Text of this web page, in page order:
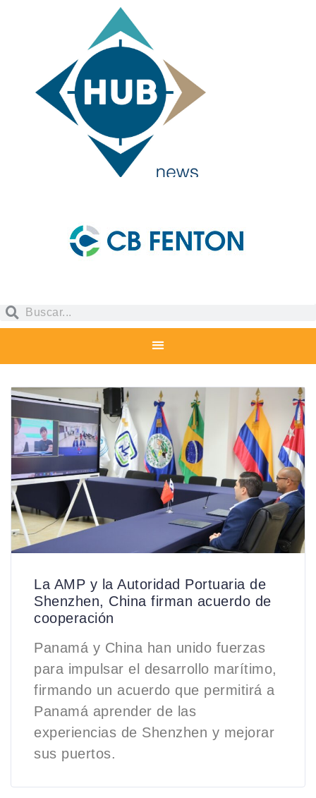
La AMP y la Autoridad Portuaria de
Shenzhen, China firman acuerdo de
cooperación
Panamá y China han unido fuerzas
para impulsar el desarrollo marítimo,
firmando un acuerdo que permitirá a
Panamá aprender de las
experiencias de Shenzhen y mejorar
sus puertos.